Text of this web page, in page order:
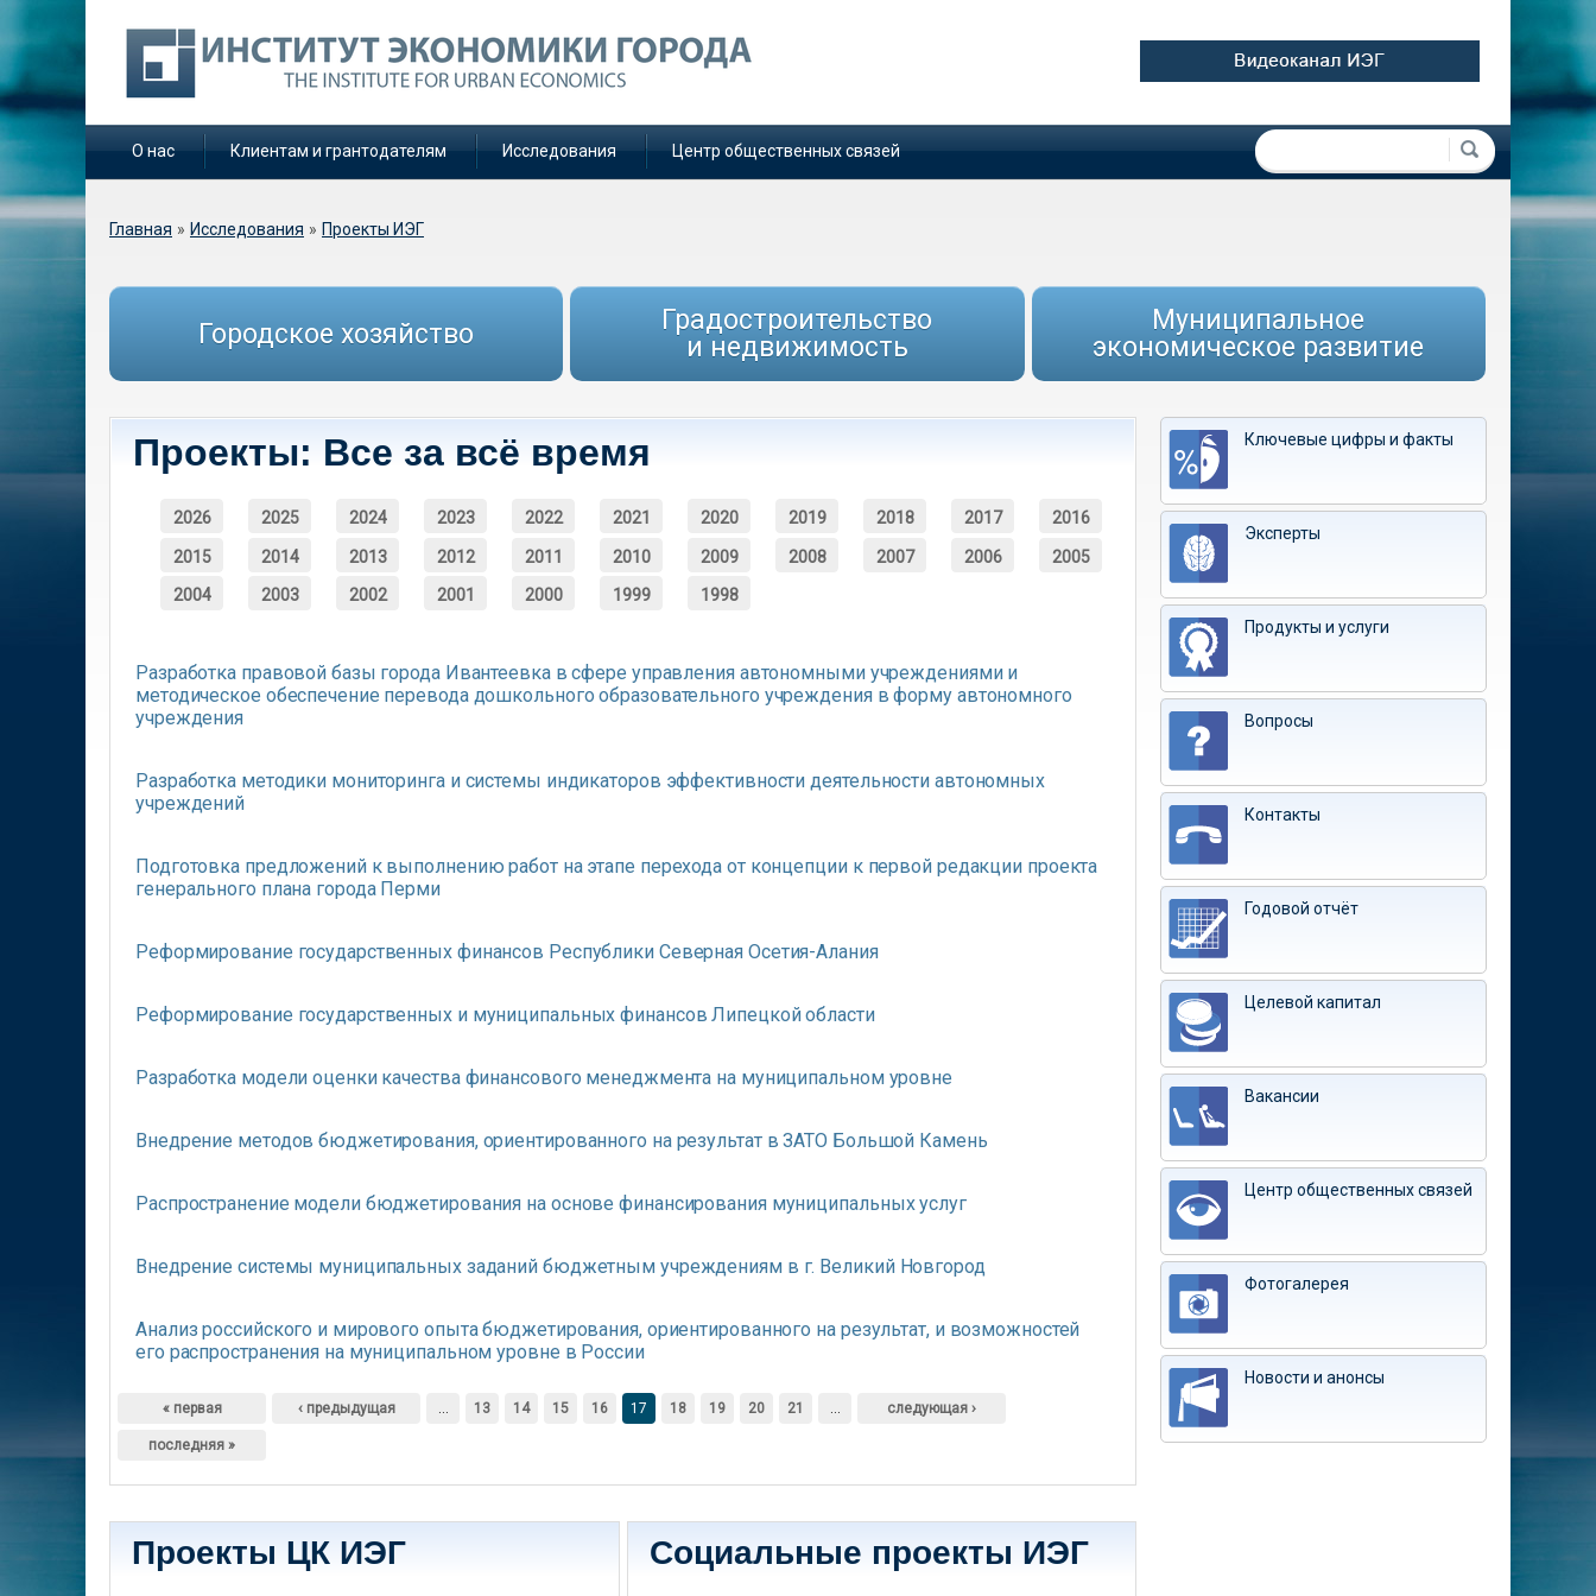
О нас Клиентам и грантодателям Исследования Центр общественных связей Форма поиска
Поиск
Вы здесь
Главная » Исследования » Проекты ИЭГ
Городское хозяйство
Градостроительство
и недвижимость
Муниципальное
экономическое развитие
Проекты: Все за всё время
2026 2025 2024 2023 2022 2021 2020 2019 2018 2017 2016
2015 2014 2013 2012 2011 2010 2009 2008 2007 2006 2005
2004 2003 2002 2001 2000 1999 1998
Разработка правовой базы города Ивантеевка в сфере управления автономными учреждениями и
методическое обеспечение перевода дошкольного образовательного учреждения в форму автономного
учреждения
Разработка методики мониторинга и системы индикаторов эффективности деятельности автономных
учреждений
Подготовка предложений к выполнению работ на этапе перехода от концепции к первой редакции проекта
генерального плана города Перми
Реформирование государственных финансов Республики Северная Осетия-Алания
Реформирование государственных и муниципальных финансов Липецкой области
Разработка модели оценки качества финансового менеджмента на муниципальном уровне
Внедрение методов бюджетирования, ориентированного на результат в ЗАТО Большой Камень
Распространение модели бюджетирования на основе финансирования муниципальных услуг
Внедрение системы муниципальных заданий бюджетным учреждениям в г. Великий Новгород
Анализ российского и мирового опыта бюджетирования, ориентированного на результат, и возможностей
его распространения на муниципальном уровне в России
Страницы
« первая ‹ предыдущая 13 14 15 16 17 18 19 20 21 следующая ›
последняя »
Проекты ЦК ИЭГ Социальные проекты ИЭГ
Ключевые цифры и факты
Эксперты
Продукты и услуги
Вопросы
Контакты
Годовой отчёт
Целевой капитал
Вакансии
Центр общественных связей
Фотогалерея
Новости и анонсы